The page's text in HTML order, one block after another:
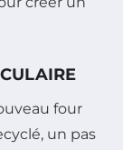
four
un pas